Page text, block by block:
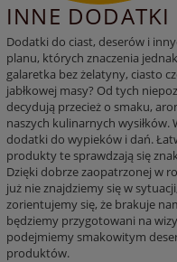
INNE DODATKI
Dodatki do ciast, deserów i
planu, których znaczenia
galaretka bez żelatyny, ciasto
jabłkowej masy? Od tych
decydują przecież o smaku,
naszych kulinarnych
dodatki do wypieków i dań.
produkty te sprawdzają się
Dzięki dobrze zaopatrzonej w
już nie znajdziemy się w
zorientujemy się, że brakuje
będziemy przygotowani na
podejmiemy smakowitym
produktów.